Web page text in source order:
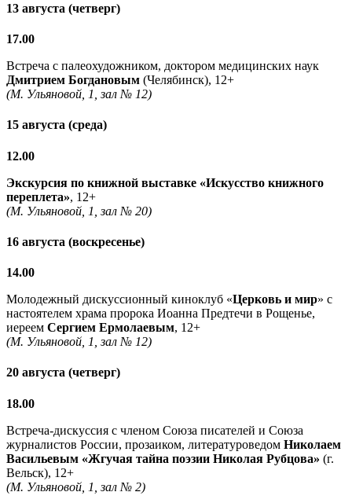
13 августа (четверг)
17.00
Встреча с палеохудожником, доктором медицинских наук
Дмитрием Богдановым (Челябинск), 12+
(М. Ульяновой, 1, зал № 12)
15 августа (среда)
12.00
Экскурсия по книжной выставке «Искусство книжного
переплета», 12+
(М. Ульяновой, 1, зал № 20)
16 августа (воскресенье)
14.00
Молодежный дискуссионный киноклуб «Церковь и мир» с
настоятелем храма пророка Иоанна Предтечи в Рощенье,
иереем Сергием Ермолаевым, 12+
(М. Ульяновой, 1, зал № 12)
20 августа (четверг)
18.00
Встреча-дискуссия с членом Союза писателей и Союза
журналистов России, прозаиком, литературоведом Николаем
Васильевым «Жгучая тайна поэзии Николая Рубцова» (г.
Вельск), 12+
(М. Ульяновой, 1, зал № 2)